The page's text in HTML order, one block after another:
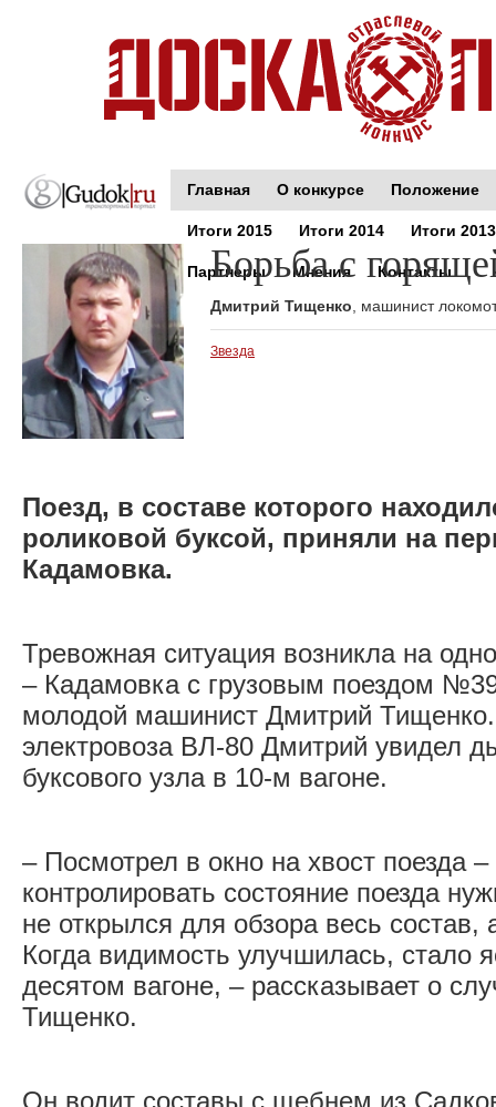
Главная О конкурсе Положение
Итоги 2015 Итоги 2014 Итоги 2013
Партнеры Мнения Контакты
Борьба с
Дмитрий Тищенко , машинист
Звезда
Поезд, в составе которого
роликовой буксой, приняли на
Кадамовка.
Тревожная ситуация возникла на
– Кадамовка с грузовым поездом
молодой машинист Дмитрий Тищенко.
электровоза ВЛ-80 Дмитрий увидел
буксового узла в 10-м вагоне.
– Посмотрел в окно на хвост поезда –
контролировать состояние поезда
не открылся для обзора весь
Когда видимость улучшилась, стало
десятом вагоне, – рассказывает о
Тищенко.
Он водит составы с щебнем из